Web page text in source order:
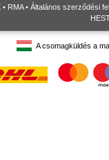
• RMA• Általános szerződési
A csomagküldés a